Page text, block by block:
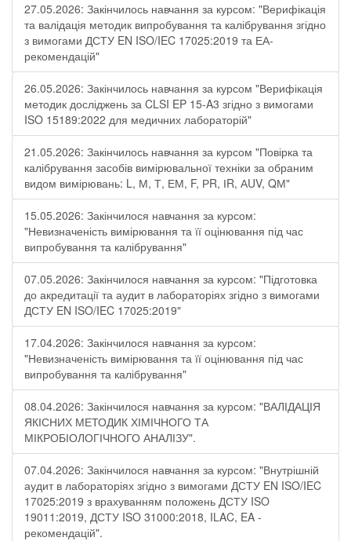
27.05.2026: Закінчилось навчання за курсом: "Верифікація
та валідація методик випробування та калібрування згідно
з вимогами ДСТУ EN ISO/IEC 17025:2019 та ЕА-
рекомендацій"
26.05.2026: Закінчилось навчання за курсом "Верифікація
методик досліджень за CLSI EP 15-A3 згідно з вимогами
ISO 15189:2022 для медичних лабораторій"
21.05.2026: Закінчилось навчання за курсом "Повірка та
калібрування засобів вимірювальної техніки за обраним
видом вимірювань: L, М, Т, ЕМ, F, РR, ІR, АUV, QМ"
15.05.2026: Закінчилося навчання за курсом:
"Невизначеність вимірювання та її оцінювання під час
випробування та калібрування"
07.05.2026: Закінчилося навчання за курсом: "Підготовка
до акредитації та аудит в лабораторіях згідно з вимогами
ДСТУ EN ISO/IEC 17025:2019"
17.04.2026: Закінчилося навчання за курсом:
"Невизначеність вимірювання та її оцінювання під час
випробування та калібрування"
08.04.2026: Закінчилося навчання за курсом: "ВАЛІДАЦІЯ
ЯКІСНИХ МЕТОДИК ХІМІЧНОГО ТА
МІКРОБІОЛОГІЧНОГО АНАЛІЗУ".
07.04.2026: Закінчилося навчання за курсом: "Внутрішній
аудит в лабораторіях згідно з вимогами ДСТУ EN ISO/IEC
17025:2019 з врахуванням положень ДСТУ ISO
19011:2019, ДСТУ ISO 31000:2018, ILAC, EA -
рекомендацій".